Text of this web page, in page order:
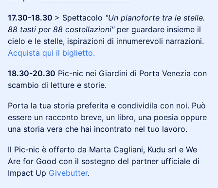
17.30-18.30 > Spettacolo "Un pianoforte tra le stelle.
88 tasti per 88 costellazioni" per guardare insieme il
cielo e le stelle, ispirazioni di innumerevoli narrazioni.
Acquista qui il biglietto.
18.30-20.30 Pic-nic nei Giardini di Porta Venezia con
scambio di letture e storie.
Porta la tua storia preferita e condividila con noi. Può
essere un racconto breve, un libro, una poesia oppure
una storia vera che hai incontrato nel tuo lavoro.
Il Pic-nic è offerto da Marta Cagliani, Kudu srl e We
Are for Good con il sostegno del partner ufficiale di
Impact Up Givebutter.